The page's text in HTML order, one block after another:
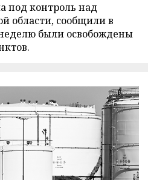
под контроль над
области, сообщили в
были освобождены